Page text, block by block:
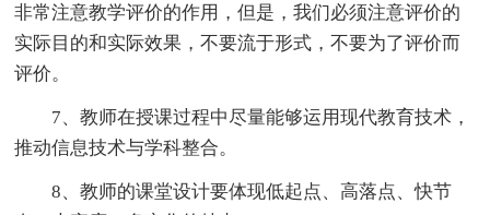
非常注意教学评价的作用，但是，我们必须注意评价的
实际目的和实际效果，不要流于形式，不要为了评价而
评价。
7、教师在授课过程中尽量能够运用现代教育技术，
推动信息技术与学科整合。
8、教师的课堂设计要体现低起点、高落点、快节